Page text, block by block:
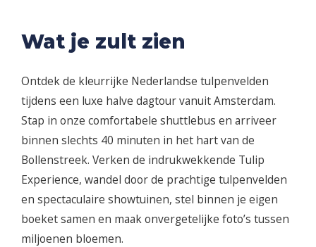
Wat je zult zien
Ontdek de kleurrijke Nederlandse tulpenvelden
tijdens een luxe halve dagtour vanuit Amsterdam.
Stap in onze comfortabele shuttlebus en arriveer
binnen slechts 40 minuten in het hart van de
Bollenstreek. Verken de indrukwekkende Tulip
Experience, wandel door de prachtige tulpenvelden
en spectaculaire showtuinen, stel binnen je eigen
boeket samen en maak onvergetelijke foto’s tussen
miljoenen bloemen.